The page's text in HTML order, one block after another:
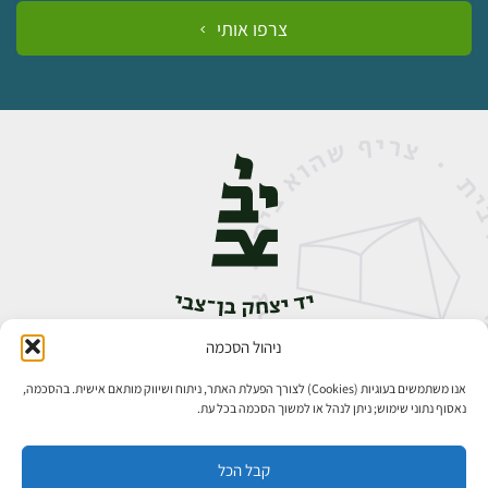
ניהול הסכמה
אנו משתמשים בעוגיות (Cookies) לצורך הפעלת האתר, ניתוח ושיווק מותאם אישית. בהסכמה,
נאסוף נתוני שימוש; ניתן לנהל או למשוך הסכמה בכל עת.
קבל הכל
צרפו אותי
אבן גבירול 14, רחביה, ירושלים